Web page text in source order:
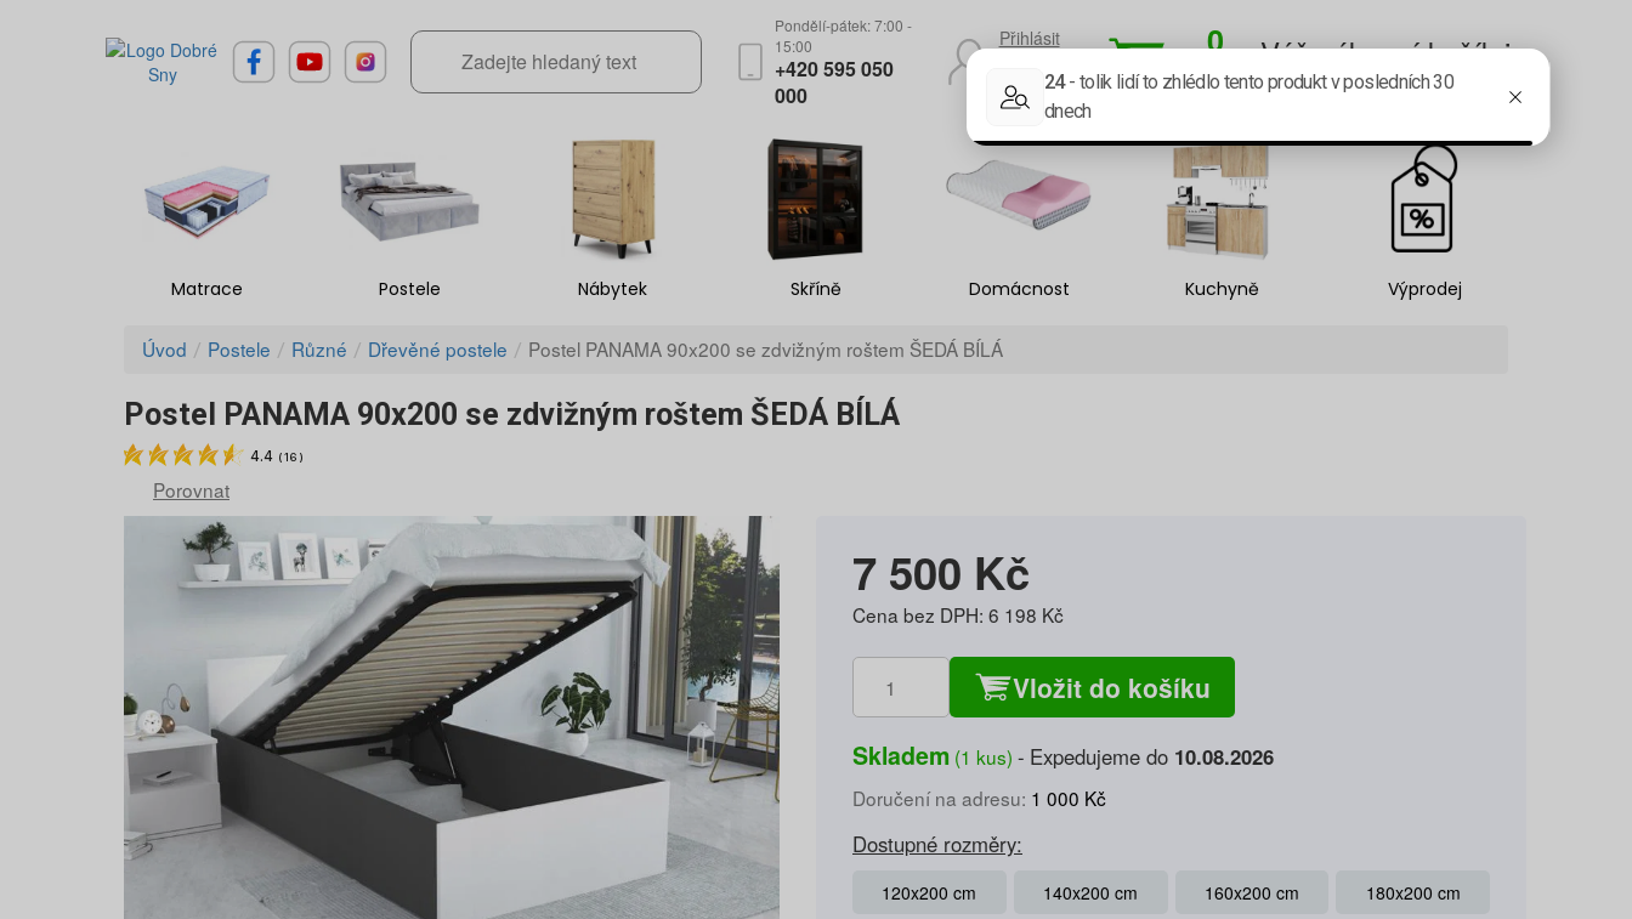
Pondělí-pátek: 7:00 -
15:00
+420 595 050
000
Přihlásit
Registrace
0
Kč
Váš nákupní košík je
prázdný.
Matrace Postele Nábytek Skříně Domácnost Kuchyně Výprodej
Úvod Postele Různé Dřevěné postele Postel PANAMA 90x200 se zdvižným roštem ŠEDÁ BÍLÁ
Postel PANAMA 90x200 se zdvižným roštem ŠEDÁ BÍLÁ
4.4 ( 16 )
Porovnat
7 500 Kč
Cena bez DPH: 6 198 Kč
Vložit do košíku
Skladem (1 kus) Expedujeme do 10.08.2026
Doručení na adresu: 1 000 Kč
Dostupné rozměry:
120x200 cm 140x200 cm 160x200 cm 180x200 cm